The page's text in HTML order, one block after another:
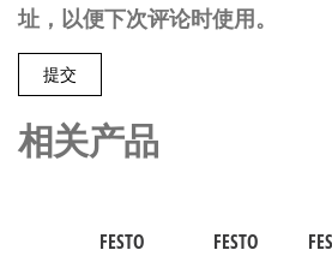
址，以便下次评论时使用。
相关产品
FESTO
FESTO